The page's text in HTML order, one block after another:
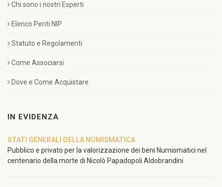
Chi sono i nostri Esperti
Elenco Periti NIP
Statuto e Regolamenti
Come Associarsi
Dove e Come Acquistare
IN EVIDENZA
STATI GENERALI DELLA NUMISMATICA
Pubblico e privato per la valorizzazione dei beni Numismatici nel
centenario della morte di Nicolò Papadopoli Aldobrandini